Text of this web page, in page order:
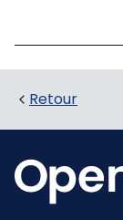
Retour